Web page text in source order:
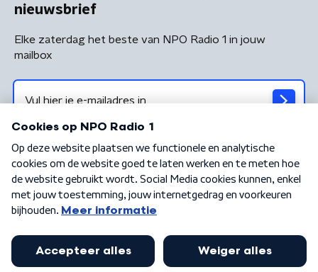
nieuwsbrief
Elke zaterdag het beste van NPO Radio 1 in jouw
mailbox
Algemene voorwaarden Privacybeleid